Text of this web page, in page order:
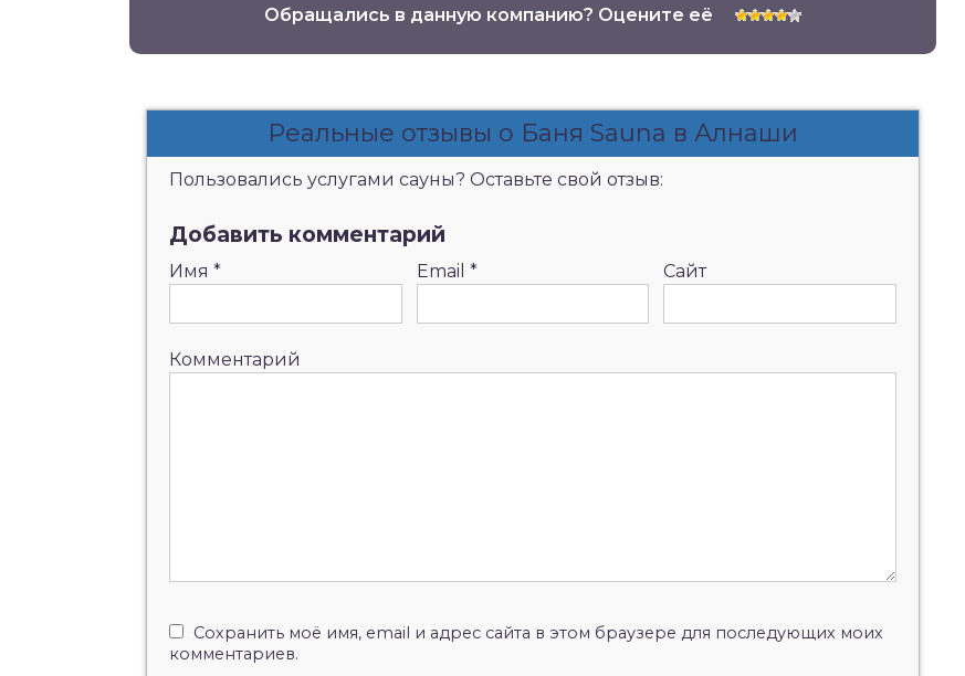
Обращались в данную компанию? Оцените её
Реальные отзывы о Баня Sauna в Алнаши
Пользовались услугами сауны? Оставьте свой отзыв:
Добавить комментарий
Имя * Email * Сайт
Комментарий
Сохранить моё имя, email и адрес сайта в этом браузере для последующих моих
комментариев.